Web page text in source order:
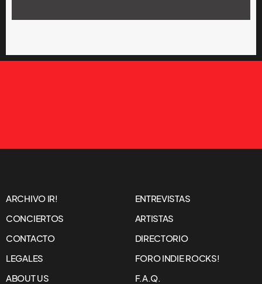
ARCHIVO IR!
ENTREVISTAS
CONCIERTOS
ARTISTAS
CONTACTO
DIRECTORIO
LEGALES
FORO INDIE ROCKS!
ABOUT US
F.A.Q.